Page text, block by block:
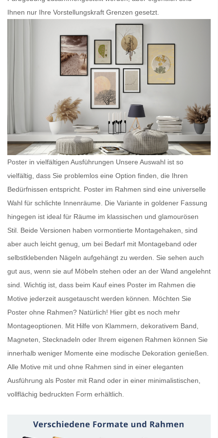
Ihnen nur Ihre Vorstellungskraft Grenzen gesetzt.
Poster in vielfältigen Ausführungen Unsere Auswahl ist so
vielfältig, dass Sie problemlos eine Option finden, die Ihren
Bedürfnissen entspricht. Poster im Rahmen sind eine universelle
Wahl für schlichte Innenräume. Die Variante in goldener Fassung
hingegen ist ideal für Räume im klassischen und glamourösen
Stil. Beide Versionen haben vormontierte Montagehaken, sind
aber auch leicht genug, um bei Bedarf mit Montageband oder
selbstklebenden Nägeln aufgehängt zu werden. Sie sehen auch
gut aus, wenn sie auf Möbeln stehen oder an der Wand angelehnt
sind. Wichtig ist, dass beim Kauf eines Poster im Rahmen die
Motive jederzeit ausgetauscht werden können. Möchten Sie
Poster ohne Rahmen? Natürlich! Hier gibt es noch mehr
Montageoptionen. Mit Hilfe von Klammern, dekorativem Band,
Magneten, Stecknadeln oder Ihrem eigenen Rahmen können Sie
innerhalb weniger Momente eine modische Dekoration genießen.
Alle Motive mit und ohne Rahmen sind in einer eleganten
Ausführung als Poster mit Rand oder in einer minimalistischen,
vollflächig bedruckten Form erhältlich.